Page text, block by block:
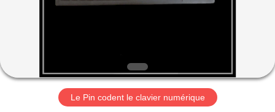
DE
NOUS
Le Pin codent le clavier numérique